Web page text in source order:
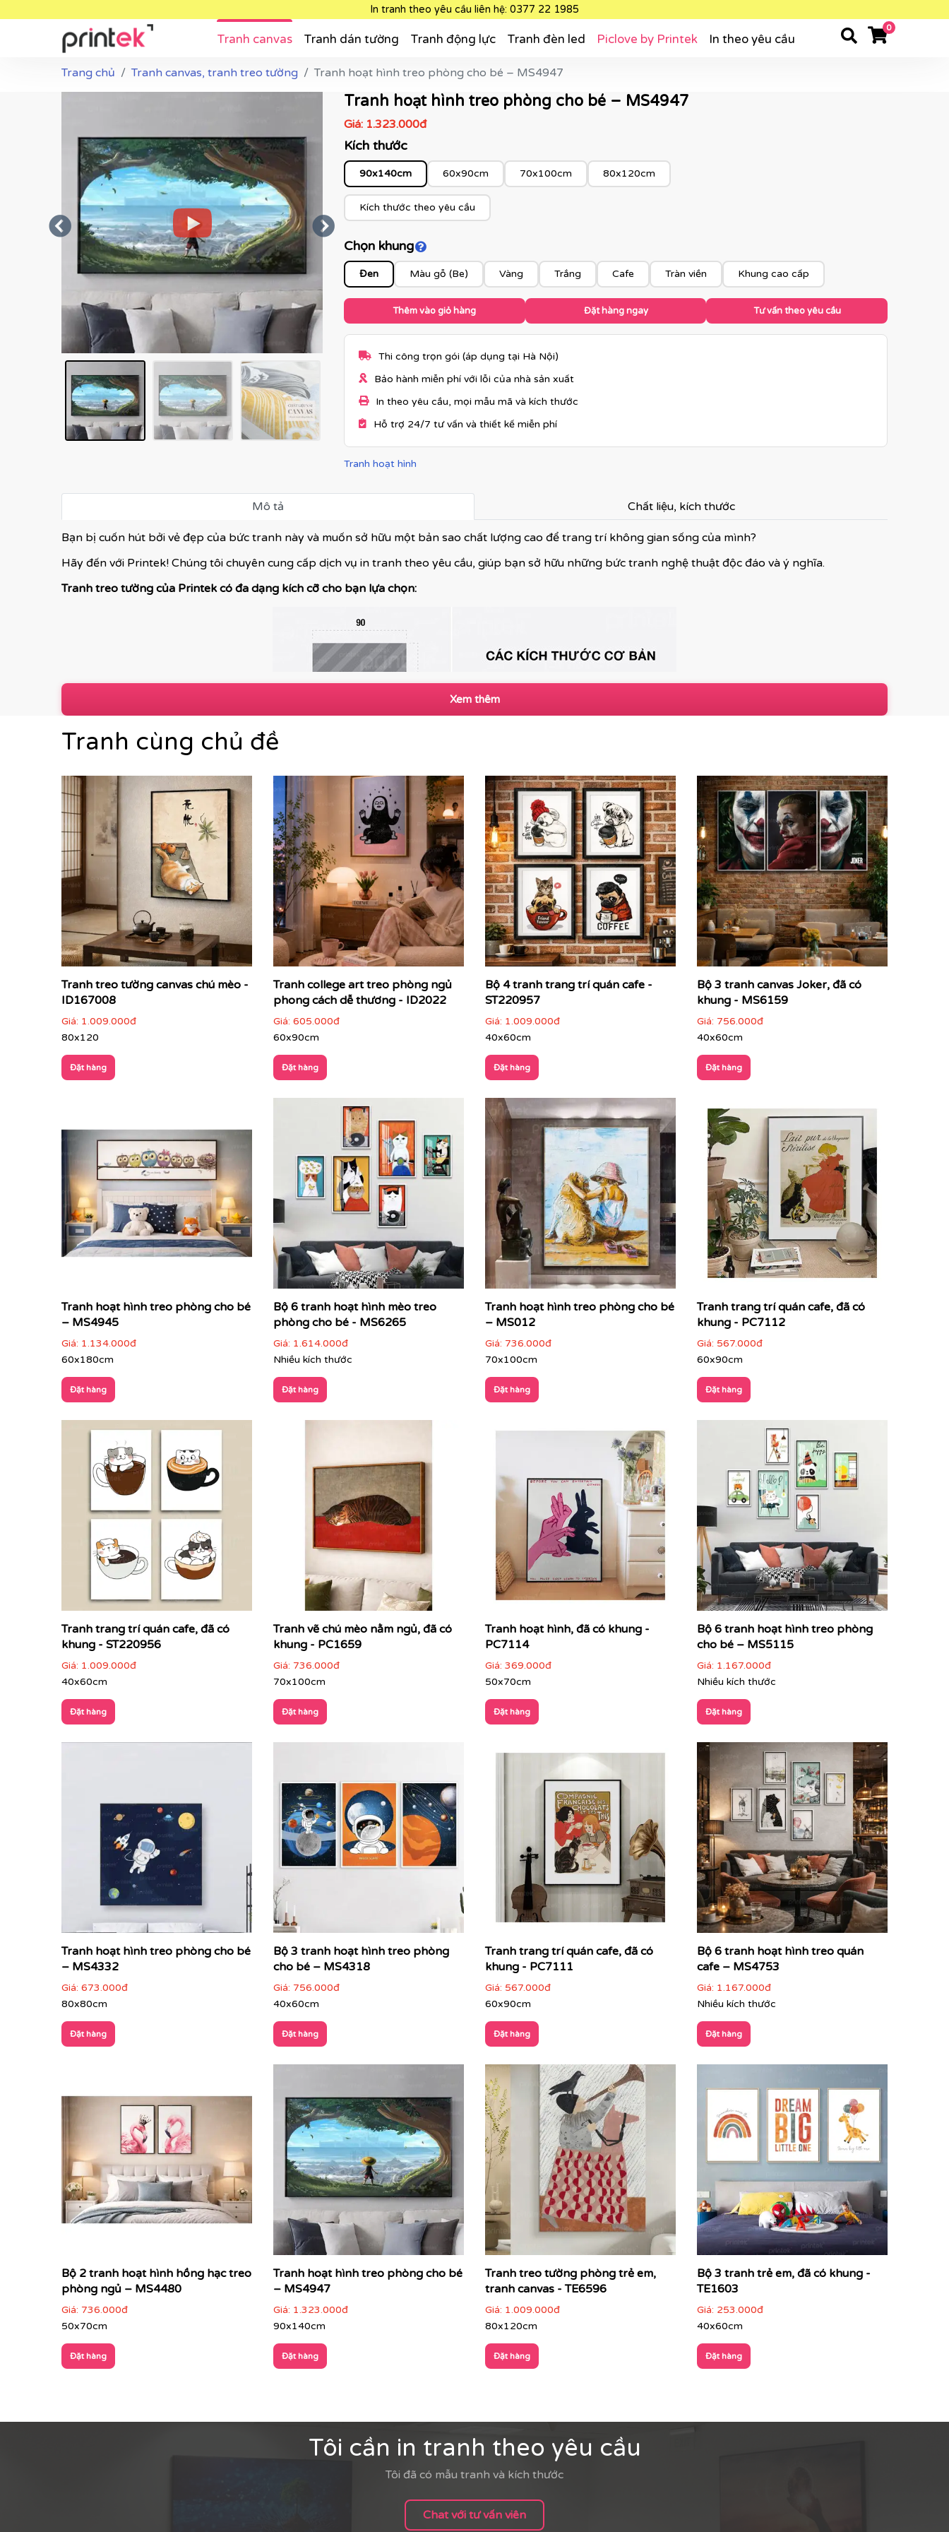
In tranh theo yêu cầu liên hệ: 0377 22 1985
Tranh canvas Tranh dán tường Tranh động lực Tranh đèn led Piclove by Printek In theo yêu cầu
0
Trang chủ Tranh canvas, tranh treo tường Tranh hoạt hình treo phòng cho bé – MS4947
Tranh hoạt hình treo phòng cho bé – MS4947
Giá: 1.323.000đ
Kích thước
90x140cm 60x90cm 70x100cm 80x120cm
Kích thước theo yêu cầu
Chọn khungClick để xem màu khung
Đen Màu gỗ (Be) Vàng Trắng Cafe Tràn viền Khung cao cấp
Thêm vào giỏ hàng Đặt hàng ngay Tư vấn theo yêu cầu
Thi công trọn gói (áp dụng tại Hà Nội)
Bảo hành miễn phí với lỗi của nhà sản xuất
In theo yêu cầu, mọi mẫu mã và kích thước
Hỗ trợ 24/7 tư vấn và thiết kế miễn phí
Tranh hoạt hình
Mô tả Chất liệu, kích thước
Bạn bị cuốn hút bởi vẻ đẹp của bức tranh này và muốn sở hữu một bản sao chất lượng cao để trang trí không gian sống của mình?
Hãy đến với Printek! Chúng tôi chuyên cung cấp dịch vụ in tranh theo yêu cầu, giúp bạn sở hữu những bức tranh nghệ thuật độc đáo và ý nghĩa.
Tranh treo tường của Printek có đa dạng kích cỡ cho bạn lựa chọn:
Xem thêm
Tranh cùng chủ đề
Tranh treo tường canvas chú mèo -
ID167008
Giá: 1.009.000đ
80x120
Đặt hàng
Tranh college art treo phòng ngủ
phong cách dễ thương - ID2022
Giá: 605.000đ
60x90cm
Đặt hàng
Bộ 4 tranh trang trí quán cafe -
ST220957
Giá: 1.009.000đ
40x60cm
Đặt hàng
Bộ 3 tranh canvas Joker, đã có
khung - MS6159
Giá: 756.000đ
40x60cm
Đặt hàng
Tranh hoạt hình treo phòng cho bé
– MS4945
Giá: 1.134.000đ
60x180cm
Đặt hàng
Bộ 6 tranh hoạt hình mèo treo
phòng cho bé - MS6265
Giá: 1.614.000đ
Nhiều kích thước
Đặt hàng
Tranh hoạt hình treo phòng cho bé
– MS012
Giá: 736.000đ
70x100cm
Đặt hàng
Tranh trang trí quán cafe, đã có
khung - PC7112
Giá: 567.000đ
60x90cm
Đặt hàng
Tranh trang trí quán cafe, đã có
khung - ST220956
Giá: 1.009.000đ
40x60cm
Đặt hàng
Tranh vẽ chú mèo nằm ngủ, đã có
khung - PC1659
Giá: 736.000đ
70x100cm
Đặt hàng
Tranh hoạt hình, đã có khung -
PC7114
Giá: 369.000đ
50x70cm
Đặt hàng
Bộ 6 tranh hoạt hình treo phòng
cho bé – MS5115
Giá: 1.167.000đ
Nhiều kích thước
Đặt hàng
Tranh hoạt hình treo phòng cho bé
– MS4332
Giá: 673.000đ
80x80cm
Đặt hàng
Bộ 3 tranh hoạt hình treo phòng
cho bé – MS4318
Giá: 756.000đ
40x60cm
Đặt hàng
Tranh trang trí quán cafe, đã có
khung - PC7111
Giá: 567.000đ
60x90cm
Đặt hàng
Bộ 6 tranh hoạt hình treo quán
cafe – MS4753
Giá: 1.167.000đ
Nhiều kích thước
Đặt hàng
Bộ 2 tranh hoạt hình hồng hạc treo
phòng ngủ – MS4480
Giá: 736.000đ
50x70cm
Đặt hàng
Tranh hoạt hình treo phòng cho bé
– MS4947
Giá: 1.323.000đ
90x140cm
Đặt hàng
Tranh treo tường phòng trẻ em,
tranh canvas - TE6596
Giá: 1.009.000đ
80x120cm
Đặt hàng
Bộ 3 tranh trẻ em, đã có khung -
TE1603
Giá: 253.000đ
40x60cm
Đặt hàng
Tôi cần in tranh theo yêu cầu
Tôi đã có mẫu tranh và kích thước
Chat với tư vấn viên